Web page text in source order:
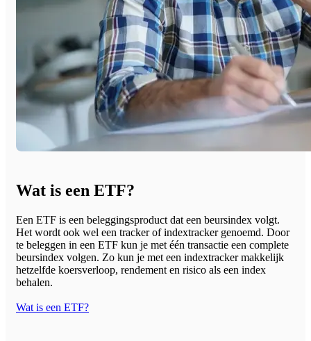
Wat is een ETF?
Een ETF is een beleggingsproduct dat een beursindex volgt.
Het wordt ook wel een tracker of indextracker genoemd. Door
te beleggen in een ETF kun je met één transactie een complete
beursindex volgen. Zo kun je met een indextracker makkelijk
hetzelfde koersverloop, rendement en risico als een index
behalen.
Wat is een ETF?